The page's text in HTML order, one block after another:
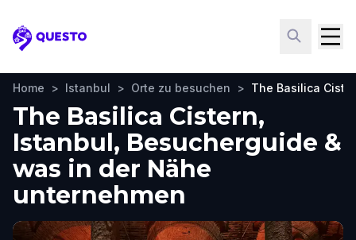
Questo
Home > Istanbul > Orte zu besuchen > The Basilica
The Basilica Cistern,
Istanbul, Besucherguide &
was in der Nähe
unternehmen